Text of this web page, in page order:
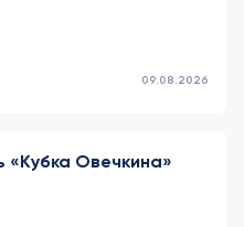
09.08.2026
«Кубка Овечкина»